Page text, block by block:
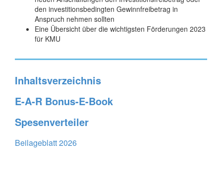
den investitionsbedingten Gewinnfreibetrag in
Anspruch nehmen sollten
Eine Übersicht über die wichtigsten Förderungen 2023
für KMU
Inhaltsverzeichnis
E-A-R Bonus-E-Book
Spesenverteiler
Beilageblatt 2026